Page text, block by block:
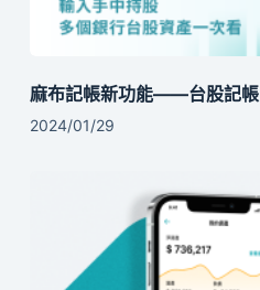
麻布記帳新功能——台股記帳
2024/01/29